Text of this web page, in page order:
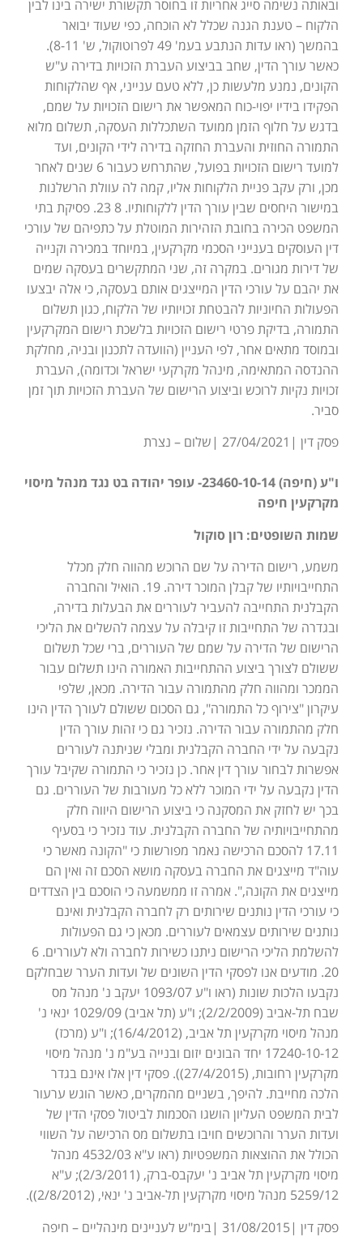
ובאותה נשימה סייג אחריות זו בחוסר תקשורת ישירה בינו לבין
הלקוח – טענת הגנה שכלל לא הוכחה, כפי שעוד יבואר
בהמשך (ראו עדות הנתבע בעמ' 49 לפרוטוקול, ש' 8-11).
כאשר עורך הדין, שחב בביצוע העברת הזכויות בדירה ע"ש
הקונים, נמנע מלעשות כן, ללא טעם ענייני, אף שהלקוחות
הפקידו בידיו יפוי-כוח המאפשר את רישום הזכויות על שמם,
בדגש על חלוף הזמן ממועד השתכללות העסקה, תשלום מלוא
התמורה החוזית והעברת החזקה בדירה לידי הקונים, ועד
למועד רישום הזכויות בפועל, שהתרחש כעבור 6 שנים לאחר
מכן, ורק עקב פניית הלקוחות אליו, קמה לה עוולת הרשלנות
במישור היחסים שבין עורך הדין ללקוחותיו. 8 23. פסיקת בתי
המשפט הכירה בחובת הזהירות המוטלת על כתפיהם של עורכי
דין העוסקים בענייני הסכמי מקרקעין, במיוחד במכירה וקנייה
של דירות מגורים. במקרה זה, שני המתקשרים בעסקה שמים
את יהבם על עורכי הדין המייצגים אותם בעסקה, כי אלה יבצעו
הפעולות החיוניות להבטחת זכויותיו של הלקוח, כגון תשלום
התמורה, בדיקת פרטי רישום הזכויות בלשכת רישום המקרקעין
ובמוסד מתאים אחר, לפי העניין (הוועדה לתכנון ובניה, מחלקת
ההנדסה המתאימה, מינהל מקרקעי ישראל וכדומה), העברת
זכויות נקיות לרוכש וביצוע הרישום של העברת הזכויות תוך זמן
סביר.
פסק דין |27/04/2021 |שלום – נצרת
ו"ע (חיפה) 23460-10-14- עופר יהודה בט נגד מנהל מיסוי
מקרקעין חיפה
שמות השופטים: רון סוקול
משמע, רישום הדירה על שם הרוכש מהווה חלק מכלל
התחייבויותיו של קבלן המוכר דירה. 19. הואיל והחברה
הקבלנית התחייבה להעביר לעוררים את הבעלות בדירה,
ובגדרה של התחייבות זו קיבלה על עצמה להשלים את הליכי
הרישום של הדירה על שמם של העוררים, ברי שכל תשלום
ששולם לצורך ביצוע ההתחייבות האמורה הינו תשלום עבור
הממכר ומהווה חלק מהתמורה עבור הדירה. מכאן, שלפי
עיקרון "צירוף כל התמורה", גם הסכום ששולם לעורך הדין הינו
חלק מהתמורה עבור הדירה. נזכיר גם כי זהות עורך הדין
נקבעה על ידי החברה הקבלנית ומבלי שניתנה לעוררים
אפשרות לבחור עורך דין אחר. כן נזכיר כי התמורה שקיבל עורך
הדין נקבעה על ידי המוכר ללא כל מעורבות של העוררים. גם
בכך יש לחזק את המסקנה כי ביצוע הרישום היווה חלק
מהתחייבויותיה של החברה הקבלנית. עוד נזכיר כי בסעיף
17.11 להסכם הרכישה נאמר מפורשות כי "הקונה מאשר כי
עוה"ד מייצגים את החברה בעסקה מושא הסכם זה ואין הם
מייצגים את הקונה,". אמרה זו ממשמעה כי הוסכם בין הצדדים
כי עורכי הדין נותנים שירותים רק לחברה הקבלנית ואינם
נותנים שירותים עצמאים לעוררים. מכאן כי גם הפעולות
להשלמת הליכי הרישום ניתנו כשירות לחברה ולא לעוררים. 6
20. מודעים אנו לפסקי הדין השונים של ועדות הערר שבחלקם
נקבעו הלכות שונות (ראו ו"ע 1093/07 יעקב נ' מנהל מס
שבח תל-אביב (2/2/2009); ו"ע (תל אביב) 1029/09 ינאי נ'
מנהל מיסוי מקרקעין תל אביב, (16/4/2012); ו"ע (מרכז)
17240-10-12 יחד הבונים יזום ובנייה בע"מ נ' מנהל מיסוי
מקרקעין רחובות, (27/4/2015)). פסקי דין אלו אינם בגדר
הלכה מחייבת. להיפך, בשניים מהמקרים, כאשר הוגש ערעור
לבית המשפט העליון הושגו הסכמות לביטול פסקי הדין של
ועדות הערר והרוכשים חויבו בתשלום מס הרכישה על השווי
הכולל את ההוצאות המשפטיות (ראו ע"א 4532/03 מנהל
מיסוי מקרקעין תל אביב נ' יעקבס-ברק, (2/3/2011); ע"א
5259/12 מנהל מיסוי מקרקעין תל-אביב נ' ינאי, (2/8/2012)).
פסק דין |31/08/2015 |בימ"ש לעניינים מינהליים – חיפה